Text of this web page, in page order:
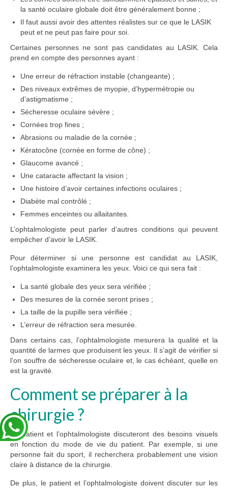
la santé oculaire globale doit être généralement bonne ;
Il faut aussi avoir des attentes réalistes sur ce que le LASIK
peut et ne peut pas faire pour soi.
Certaines personnes ne sont pas candidates au LASIK. Cela
prend en compte des personnes ayant :
Une erreur de réfraction instable (changeante) ;
Des niveaux extrêmes de myopie, d’hypermétropie ou
d’astigmatisme ;
Sécheresse oculaire sévère ;
Cornées trop fines ;
Abrasions ou maladie de la cornée ;
Kératocône (cornée en forme de cône) ;
Glaucome avancé ;
Une cataracte affectant la vision ;
Une histoire d’avoir certaines infections oculaires ;
Diabète mal contrôlé ;
Femmes enceintes ou allaitantes.
L’ophtalmologiste peut parler d’autres conditions qui peuvent
empêcher d’avoir le LASIK.
Pour déterminer si une personne est candidat au LASIK,
l’ophtalmologiste examinera les yeux. Voici ce qui sera fait :
La santé globale des yeux sera vérifiée ;
Des mesures de la cornée seront prises ;
La taille de la pupille sera vérifiée ;
L’erreur de réfraction sera mesurée.
Dans certains cas, l’ophtalmologiste mesurera la qualité et la
quantité de larmes que produisent les yeux. Il s’agit de vérifier si
l’on souffre de sécheresse oculaire et, le cas échéant, quelle en
est la gravité.
Comment se préparer à la
chirurgie ?
Le patient et l’ophtalmologiste discuteront des besoins visuels
en fonction du mode de vie du patient. Par exemple, si une
personne fait du sport, il recherchera probablement une vision
claire à distance de la chirurgie.
De plus, le patient et l’ophtalmologiste doivent discuter sur les